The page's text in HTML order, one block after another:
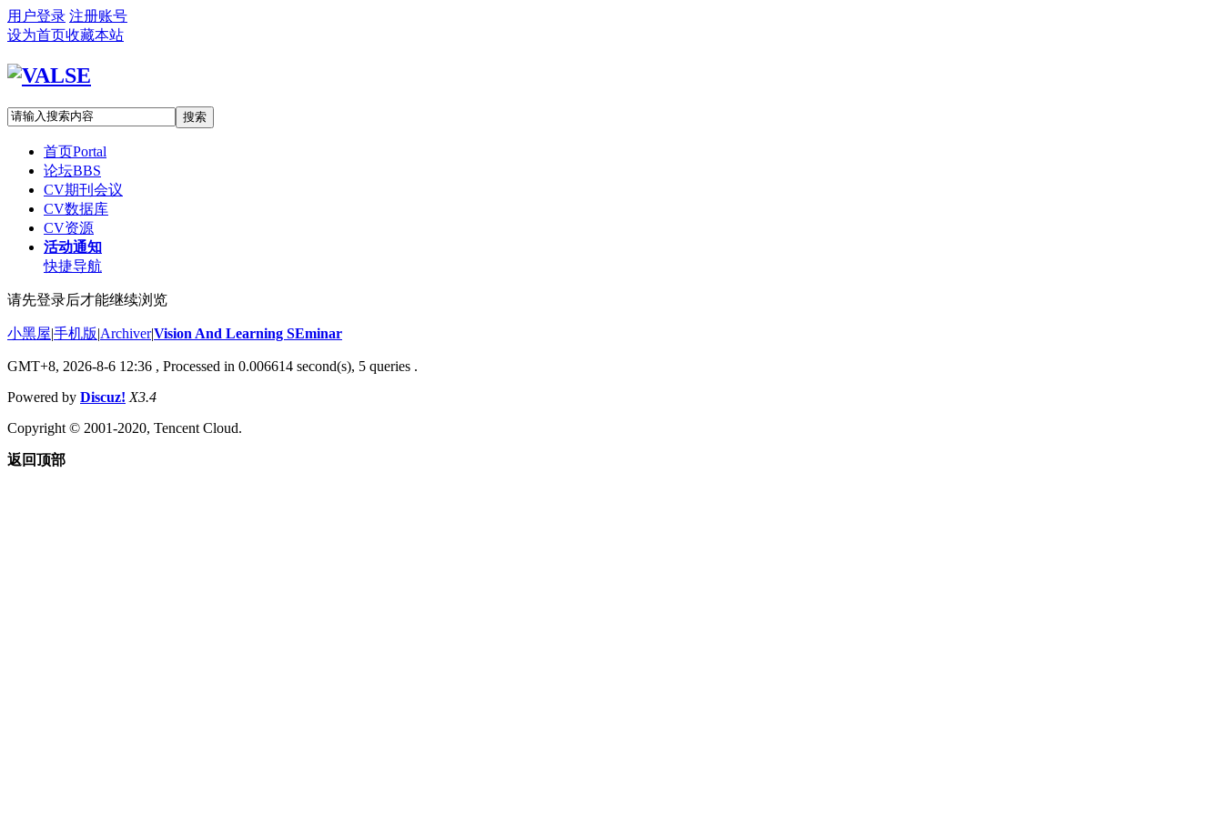
用户登录 注册账号
设为首页收藏本站
搜索
首页Portal
论坛BBS
CV期刊会议
CV数据库
CV资源
活动通知
快捷导航
请先登录后才能继续浏览
小黑屋|手机版|Archiver|Vision And Learning SEminar
GMT+8, 2026-8-6 12:36 , Processed in 0.006614 second(s), 5 queries .
Powered by Discuz! X3.4
Copyright © 2001-2020, Tencent Cloud.
返回顶部